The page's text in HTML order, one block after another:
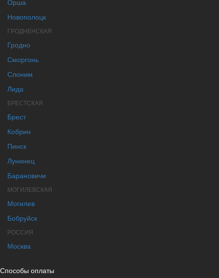
Новополоцк
ГРОДНЕНСКАЯ
Гродно
Сморгонь
Слоним
Лида
БРЕСТСКАЯ
Брест
Кобрин
Пинск
Лунинец
Барановичи
МОГИЛЕВСКАЯ
Могилев
Бобруйск
РОССИЯ
Москва
Способы оплаты